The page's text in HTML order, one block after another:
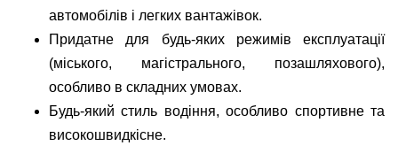
автомобілів і легких вантажівок.
Придатне для будь-яких режимів експлуатації
(міського, магістрального, позашляхового),
особливо в складних умовах.
Будь-який стиль водіння, особливо спортивне та
високошвидкісне.